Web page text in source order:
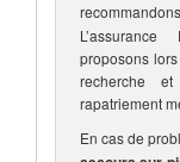
proposons
recherche
rapatriement
En cas de